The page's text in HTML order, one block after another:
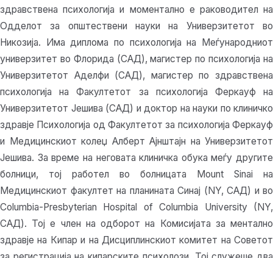
здравствена психологија и моментално е раководител на
Одделот за општествени науки на Универзитетот во
Никозија. Има диплома по психологија на Меѓународниот
универзитет во Флорида (САД), магистер по психологија на
Универзитетот Аделфи (САД), магистер по здравствена
психологија на Факултетот за психологија Феркауф на
Универзитетот Јешива (САД) и доктор на науки по клиничко
здравје Психологија од Факултетот за психологија Феркауф
и Медицинскиот колеџ Алберт Ајнштајн на Универзитетот
Јешива. За време на неговата клиничка обука меѓу другите
болници, тој работел во болницата Mount Sinai на
Медицинскиот факултет на планината Синај (NY, САД) и во
Columbia-Presbyterian Hospital of Columbia University (NY,
САД). Тој е член на одборот на Комисијата за ментално
здравје на Кипар и на Дисциплинскиот комитет на Советот